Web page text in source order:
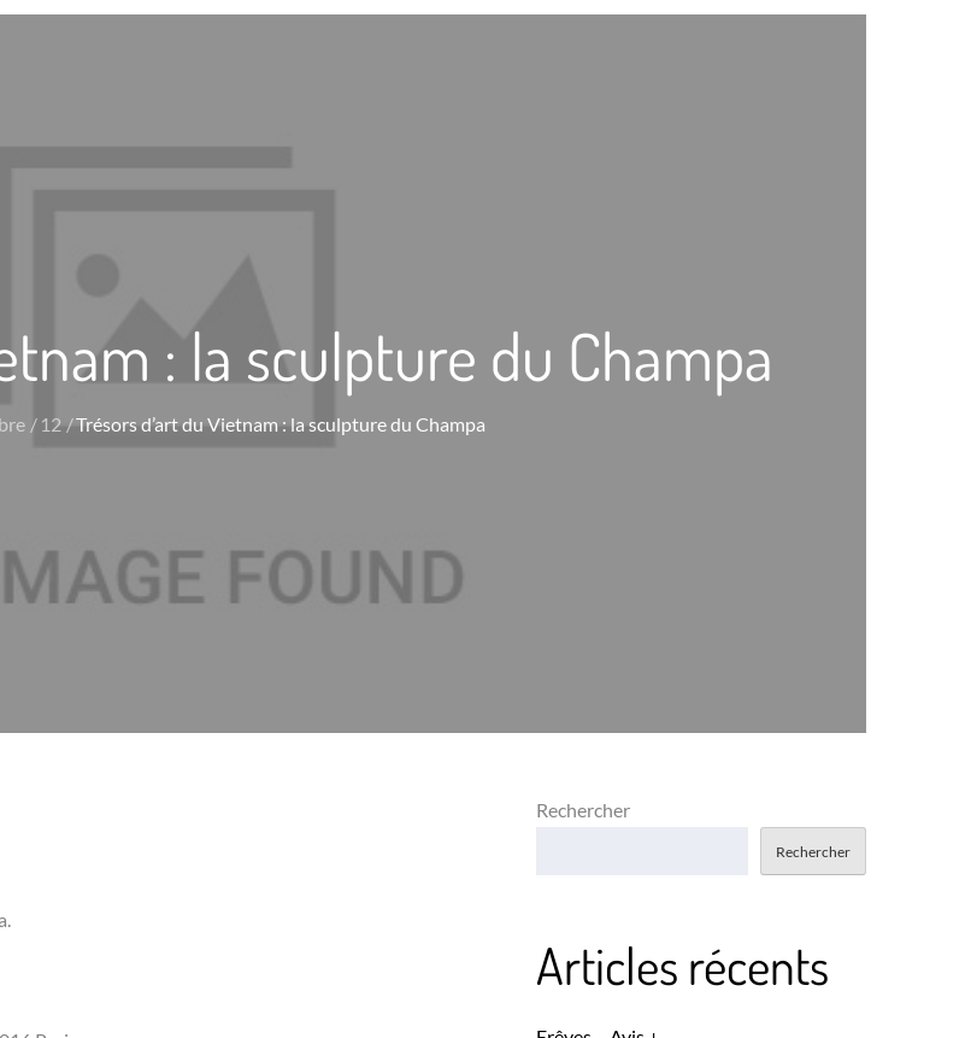
: la sculpture du Champa
12 Trésors d’art du Vietnam : la sculpture du Champa
Rechercher
Rechercher
Articles récents